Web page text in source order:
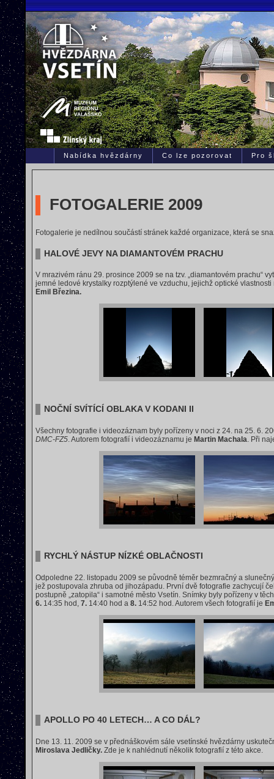
Nabídka hvězdárny Co lze pozorovat Pro
FOTOGALERIE 2009
Fotogalerie je nedílnou součástí stránek každé organizace, která se
HALOVÉ JEVY NA DIAMANTOVÉM PRACHU
V mrazivém ránu 29. prosince 2009 se na tzv. „diamantovém prachu“
jemné ledové krystalky rozptýlené ve vzduchu, jejichž optické
Emil Březina.
NOČNÍ SVÍTÍCÍ OBLAKA V KODANI II
Všechny fotografie i videozáznam byly pořízeny v noci z 24. na 25. 6.
DMC-FZ5 . Autorem fotografií i videozáznamu je Martin Machala . Při
RYCHLÝ NÁSTUP NÍZKÉ OBLAČNOSTI
Odpoledne 22. listopadu 2009 se původně téměr bezmračný a
jež postupovala zhruba od jihozápadu. První dvě fotografie zachycují
postupně „zatopila“ i samotné město Vsetín. Snímky byly pořízeny v
6. 14:35 hod, 7. 14:40 hod a 8. 14:52 hod. Autorem všech fotografií je
APOLLO PO 40 LETECH… A CO DÁL?
Dne 13. 11. 2009 se v přednáškovém sále vsetínské hvězdárny
Miroslava Jedličky. Zde je k nahlédnutí několik fotografií z této akce.